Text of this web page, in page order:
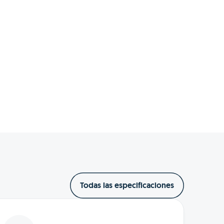
Todas las especificaciones